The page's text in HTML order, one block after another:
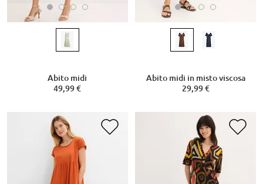
Abito midi
49,99 €
Abito midi in misto viscosa
29,99 €